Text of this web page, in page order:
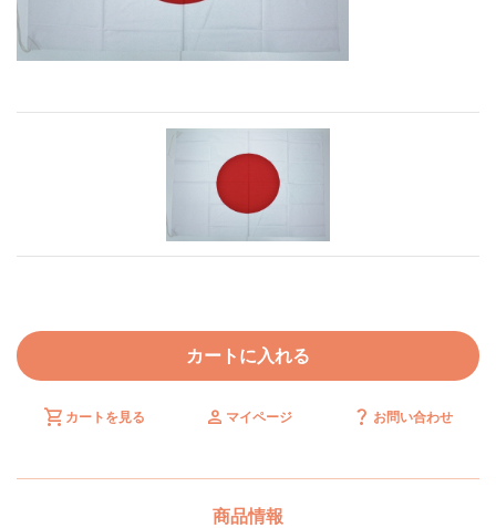
カートに入れる
shopping_cart カートを見る person マイページ question_mark お問い合わせ
商品情報